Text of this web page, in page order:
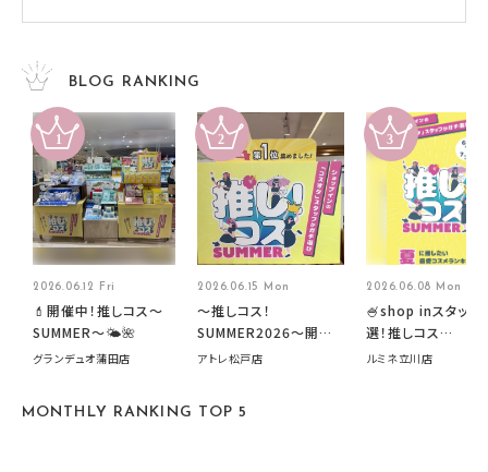
BLOG RANKING
2026.06.12 Fri
💄開催中！推しコス〜
SUMMER〜🌤️🌺
グランデュオ蒲田店
2026.06.15 Mon
～推しコス！
SUMMER2026～開催
中です！
アトレ松戸店
2026.06.08 Mon
🍧shop inスタッフ
選！推しコス
summer2026開催
ルミネ立川店
MONTHLY RANKING TOP 5